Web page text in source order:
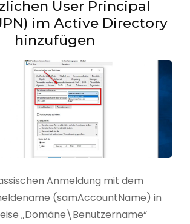
User Principal
im Active Directory
hinzufügen
Anmeldung mit dem
(samAccountName) in
„Domäne\Benutzername“